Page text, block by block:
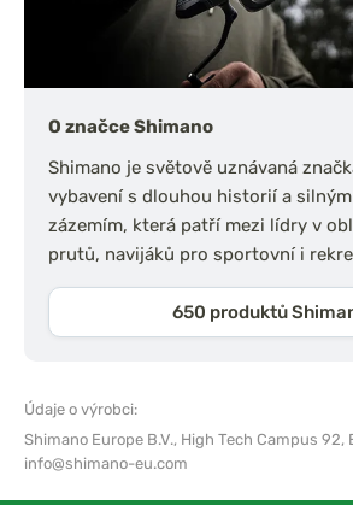
O značce Shimano
Shimano je světově uznávaná
vybavení s dlouhou historií a
zázemím, která patří mezi lídry v
prutů, navijáků pro sportovní i
650 produktů
Údaje o výrobci:
Shimano Europe B.V., High Tech Campus 92,
info@shimano-eu.com